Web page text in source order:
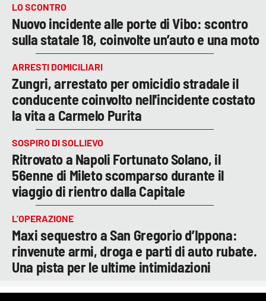
LO SCONTRO
Nuovo incidente alle porte di Vibo: scontro
sulla statale 18, coinvolte un’auto e una moto
ARRESTI DOMICILIARI
Zungri, arrestato per omicidio stradale il
conducente coinvolto nell'incidente costato
la vita a Carmelo Purita
SOSPIRO DI SOLLIEVO
Ritrovato a Napoli Fortunato Solano, il
56enne di Mileto scomparso durante il
viaggio di rientro dalla Capitale
L’OPERAZIONE
Maxi sequestro a San Gregorio d’Ippona:
rinvenute armi, droga e parti di auto rubate.
Una pista per le ultime intimidazioni